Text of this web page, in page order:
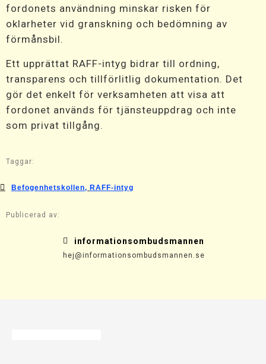
fordonets användning minskar risken för
oklarheter vid granskning och bedömning av
förmånsbil.
Ett upprättat RAFF-intyg bidrar till ordning,
transparens och tillförlitlig dokumentation. Det
gör det enkelt för verksamheten att visa att
fordonet används för tjänsteuppdrag och inte
som privat tillgång.
Taggar:
Befogenhetskollen, RAFF-intyg
Publicerad av:
informationsombudsmannen
hej@informationsombudsmannen.se